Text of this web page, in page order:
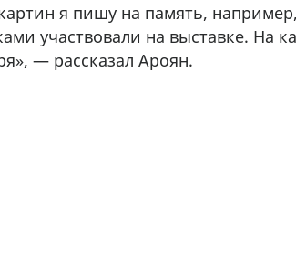
я пишу на память,
участвовали на выставке. На
— рассказал Ароян.